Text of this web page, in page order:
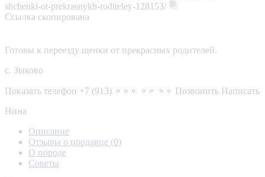
shchenki-ot-prekrasnykh-roditeley-128153/
Ссылка скопирована
Готовы к переезду щенки от прекрасных родителей.
с. Зыково
Показать телефон +7 (913) ⚬⚬⚬ ⚬⚬ ⚬⚬ Позвонить Написать
Нина
Описание
Отзывы о продавце (0)
О породе
Советы